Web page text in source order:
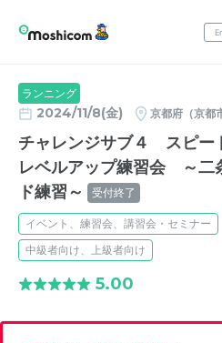
ランニング
2024/11/8(金) 京都府（京都
チャレンジサブ４ スピー
レベルアップ練習会 ～二
ド練習～
受付終了
イベント、練習会、講習会・セミナー
中級者向け、上級者向け
5.00